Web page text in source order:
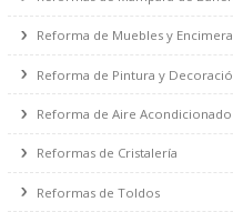
Reforma de Protección
Reforma de Protección
Reformas de Mampara de
Reforma de Muebles y